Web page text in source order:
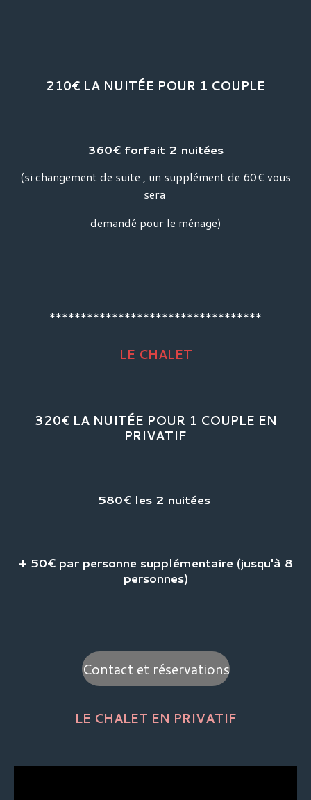
210€ LA NUITÉE POUR 1 COUPLE
360€ forfait 2 nuitées
(si changement de suite , un supplément de 60€ vous
sera
demandé pour le ménage)
**********************************
LE CHALET
320€ LA NUITÉE POUR 1 COUPLE EN
PRIVATIF
580€ les 2 nuitées
+ 50€ par personne supplémentaire (jusqu'à 8
personnes)
Contact et réservations
LE CHALET EN PRIVATIF